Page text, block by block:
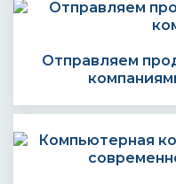
Отправляем